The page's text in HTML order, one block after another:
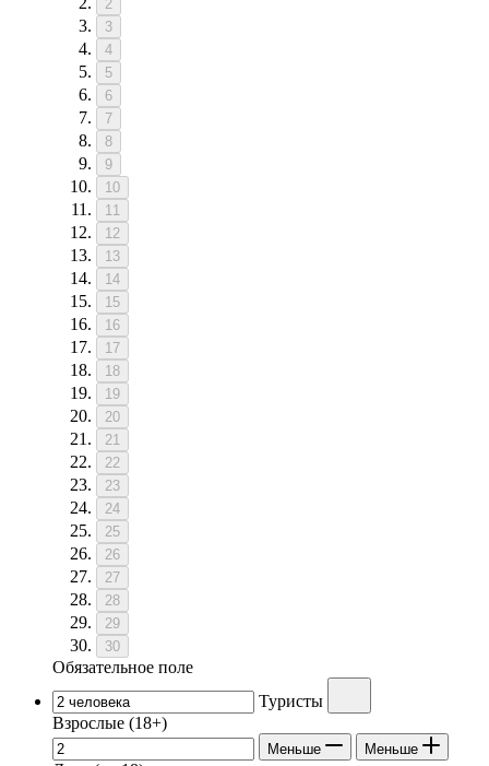
2
3
4
5
6
7
8
9
10
11
12
13
14
15
16
17
18
19
20
21
22
23
24
25
26
27
28
29
30
Обязательное поле
Туристы
Взрослые (18+)
Меньше Меньше